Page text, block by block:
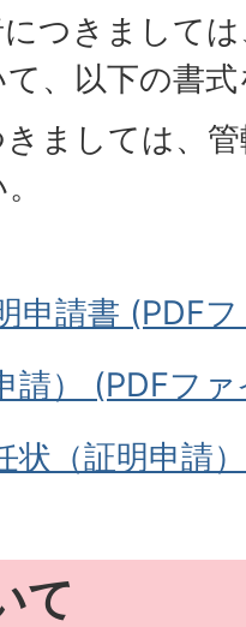
つきまして
、以下の書
ましては、
申請書 (PDF
請） (PDFフ
状（証明申請
て